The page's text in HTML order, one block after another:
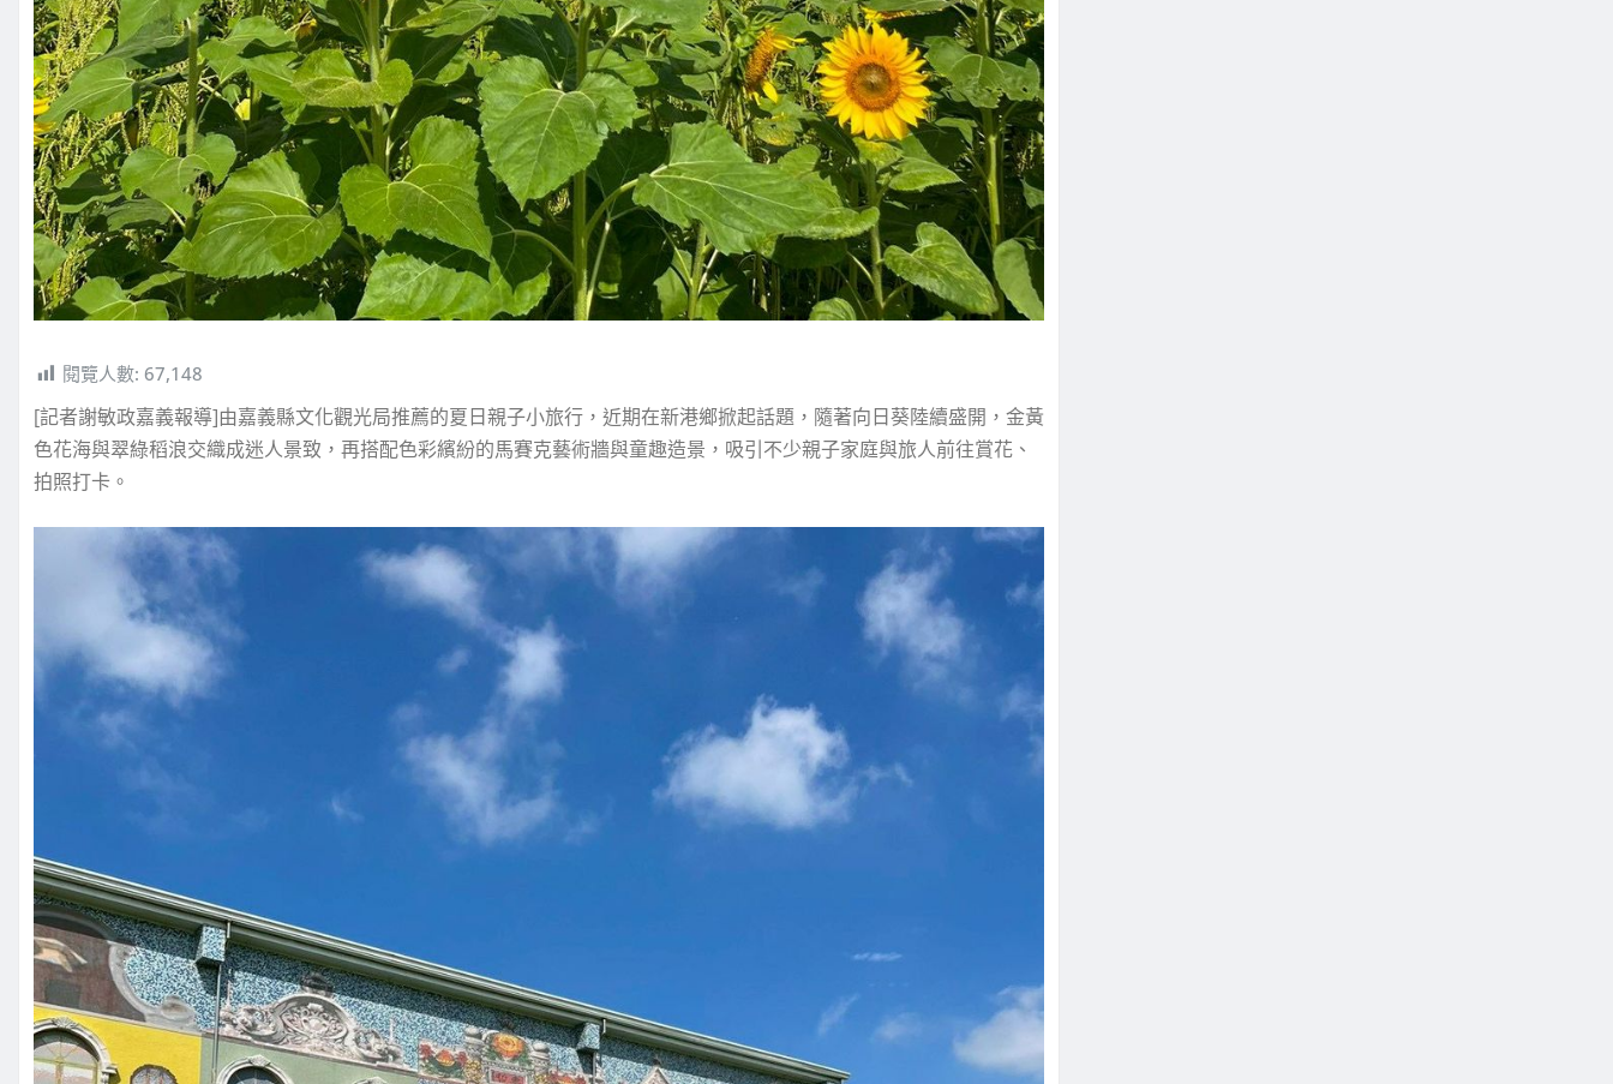
閱覽人數: 67,148
[記者謝敏政嘉義報導]由嘉義縣文化觀光局推薦的夏日親子小旅行，近期在新港鄉掀起話題，隨著向日葵陸續盛開，金黃
色花海與翠綠稻浪交織成迷人景致，再搭配色彩繽紛的馬賽克藝術牆與童趣造景，吸引不少親子家庭與旅人前往賞花、
拍照打卡。